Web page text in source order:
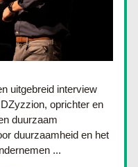
uitgebreid interview
oprichter en
duurzaam
duurzaamheid en het
...